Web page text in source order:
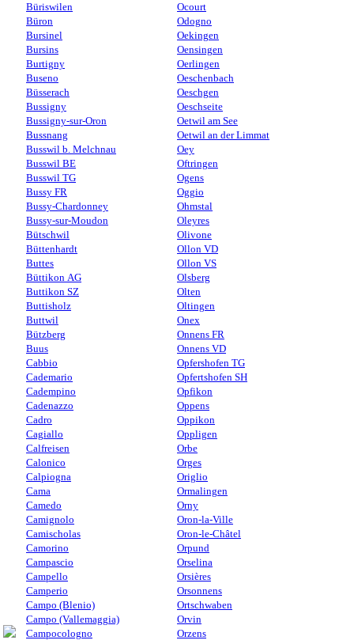
Büriswilen
Büron
Bursinel
Bursins
Burtigny
Buseno
Büsserach
Bussigny
Bussigny-sur-Oron
Bussnang
Busswil b. Melchnau
Busswil BE
Busswil TG
Bussy FR
Bussy-Chardonney
Bussy-sur-Moudon
Bütschwil
Büttenhardt
Buttes
Büttikon AG
Buttikon SZ
Buttisholz
Buttwil
Bützberg
Buus
Cabbio
Cademario
Cadempino
Cadenazzo
Cadro
Cagiallo
Calfreisen
Calonico
Calpiogna
Cama
Camedo
Camignolo
Camischolas
Camorino
Campascio
Campello
Camperio
Campo (Blenio)
Campo (Vallemaggia)
Campocologno
Ocourt
Odogno
Oekingen
Oensingen
Oerlingen
Oeschenbach
Oeschgen
Oeschseite
Oetwil am See
Oetwil an der Limmat
Oey
Oftringen
Ogens
Oggio
Ohmstal
Oleyres
Olivone
Ollon VD
Ollon VS
Olsberg
Olten
Oltingen
Onex
Onnens FR
Onnens VD
Opfershofen TG
Opfertshofen SH
Opfikon
Oppens
Oppikon
Oppligen
Orbe
Orges
Origlio
Ormalingen
Orny
Oron-la-Ville
Oron-le-Châtel
Orpund
Orselina
Orsières
Orsonnens
Ortschwaben
Orvin
Orzens